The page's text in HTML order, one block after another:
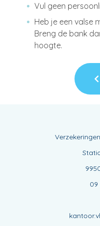
Vul geen
Heb je een valse
Breng de bank
hoogte.
09